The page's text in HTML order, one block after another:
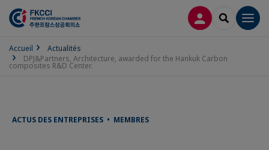
CONNEXION
Accueil
Actualités
DPJ&Partners, Architecture, awarded for the Hankuk Carbon
composites R&D Center.
ACTUS DES ENTREPRISES • MEMBRES